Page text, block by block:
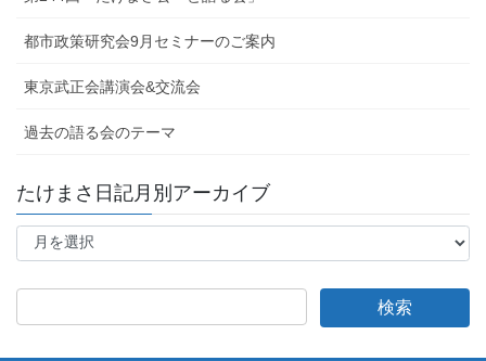
都市政策研究会9月セミナーのご案内
東京武正会講演会&交流会
過去の語る会のテーマ
たけまさ日記月別アーカイブ
た
さ